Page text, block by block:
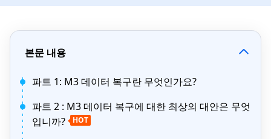
본문 내용
파트 1: M3 데이터 복구란 무엇인가요?
파트 2 : M3 데이터 복구에 대한 최상의 대안은 무엇
입니까?
HOT